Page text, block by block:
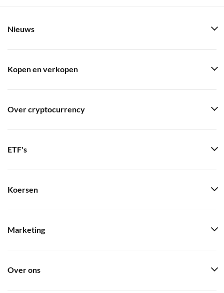
Nieuws
Kopen en verkopen
Over cryptocurrency
ETF's
Koersen
Marketing
Over ons